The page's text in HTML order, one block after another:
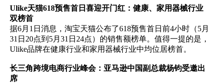
登录
Ulike天猫618预售首日喜迎开门红：健康、家用器械行业
双榜首
据6月1日消息，淘宝天猫公布了618预售首日前4小时（5月
31日20点到5月31日24点）的销售额榜单。值得一提的是，
Ulike品牌在健康行业和家用器械行业中均位居榜首。
长三角跨境电商行业峰会：亚马逊中国副总裁杨钧受邀出
席